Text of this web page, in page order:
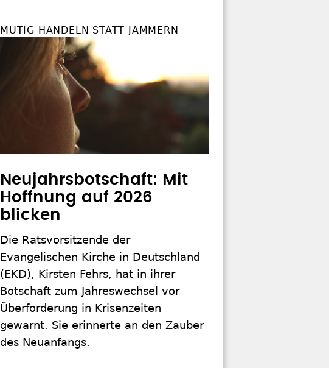
MUTIG HANDELN STATT JAMMERN
Neujahrsbotschaft: Mit
Hoffnung auf 2026
blicken
Die Ratsvorsitzende der
Evangelischen Kirche in Deutschland
(EKD), Kirsten Fehrs, hat in ihrer
Botschaft zum Jahreswechsel vor
Überforderung in Krisenzeiten
gewarnt. Sie erinnerte an den Zauber
des Neuanfangs.